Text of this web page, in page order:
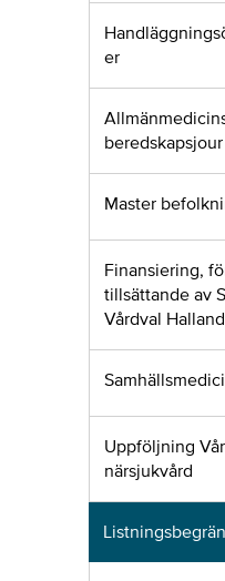
er
Master
Finansiering,
tillsättande av
Vårdval
Uppföljning
närsjukvård